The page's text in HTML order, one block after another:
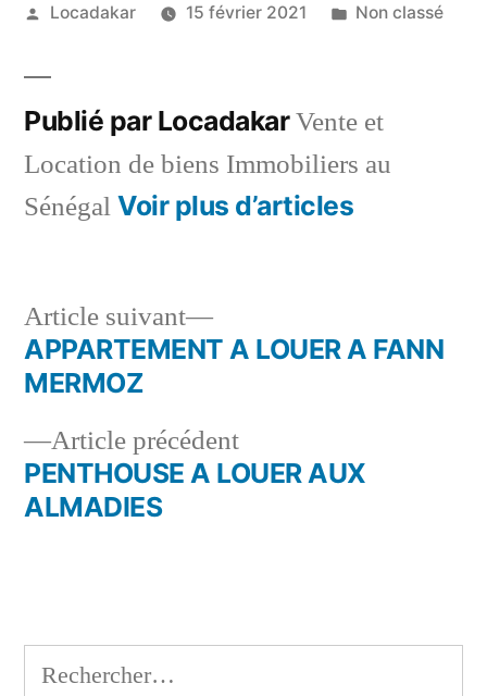
Publié
Locadakar 15 février 2021
Publié
Non classé
Publié par LocadakarVente et
Location de biens Immobiliers au
Sénégal Voir plus d’articles
Navigation
l’article
Article précédentArticle
précédent :
PENTHOUSE A LOUER AUX
ALMADIES
Article suivant
Article
suivant :
APPARTEMENT A LOUER A FANN
MERMOZ
Rechercher :